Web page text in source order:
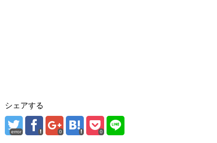
シェアする
error 0 0